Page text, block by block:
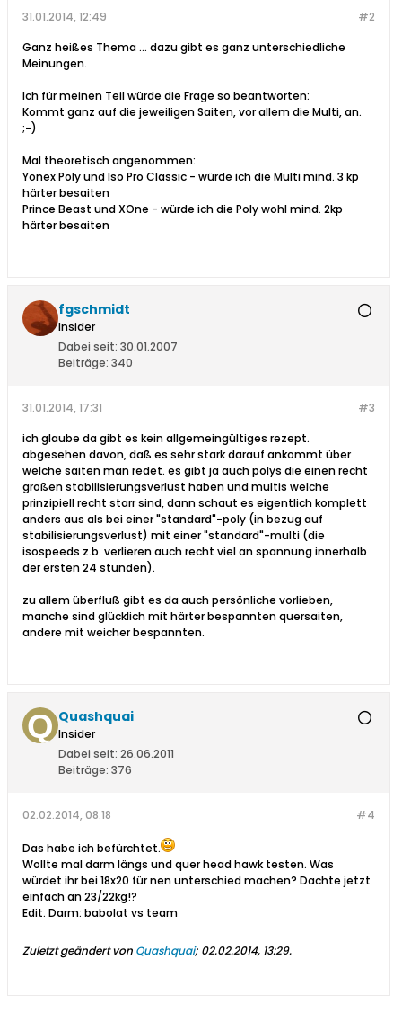
#2
31.01.2014, 12:49
Ganz heißes Thema ... dazu gibt es ganz unterschiedliche
Meinungen.
Ich für meinen Teil würde die Frage so beantworten:
Kommt ganz auf die jeweiligen Saiten, vor allem die Multi, an.
;-)
Mal theoretisch angenommen:
Yonex Poly und Iso Pro Classic - würde ich die Multi mind. 3 kp
härter besaiten
Prince Beast und XOne - würde ich die Poly wohl mind. 2kp
härter besaiten
fgschmidt
Insider
Dabei seit: 30.01.2007
Beiträge: 340
#3
31.01.2014, 17:31
ich glaube da gibt es kein allgemeingültiges rezept.
abgesehen davon, daß es sehr stark darauf ankommt über
welche saiten man redet. es gibt ja auch polys die einen recht
großen stabilisierungsverlust haben und multis welche
prinzipiell recht starr sind, dann schaut es eigentlich komplett
anders aus als bei einer "standard"-poly (in bezug auf
stabilisierungsverlust) mit einer "standard"-multi (die
isospeeds z.b. verlieren auch recht viel an spannung innerhalb
der ersten 24 stunden).
zu allem überfluß gibt es da auch persönliche vorlieben,
manche sind glücklich mit härter bespannten quersaiten,
andere mit weicher bespannten.
Quashquai
Insider
Dabei seit: 26.06.2011
Beiträge: 376
#4
02.02.2014, 08:18
Das habe ich befürchtet.
Wollte mal darm längs und quer head hawk testen. Was
würdet ihr bei 18x20 für nen unterschied machen? Dachte jetzt
einfach an 23/22kg!?
Edit. Darm: babolat vs team
Zuletzt geändert von Quashquai; 02.02.2014, 13:29.